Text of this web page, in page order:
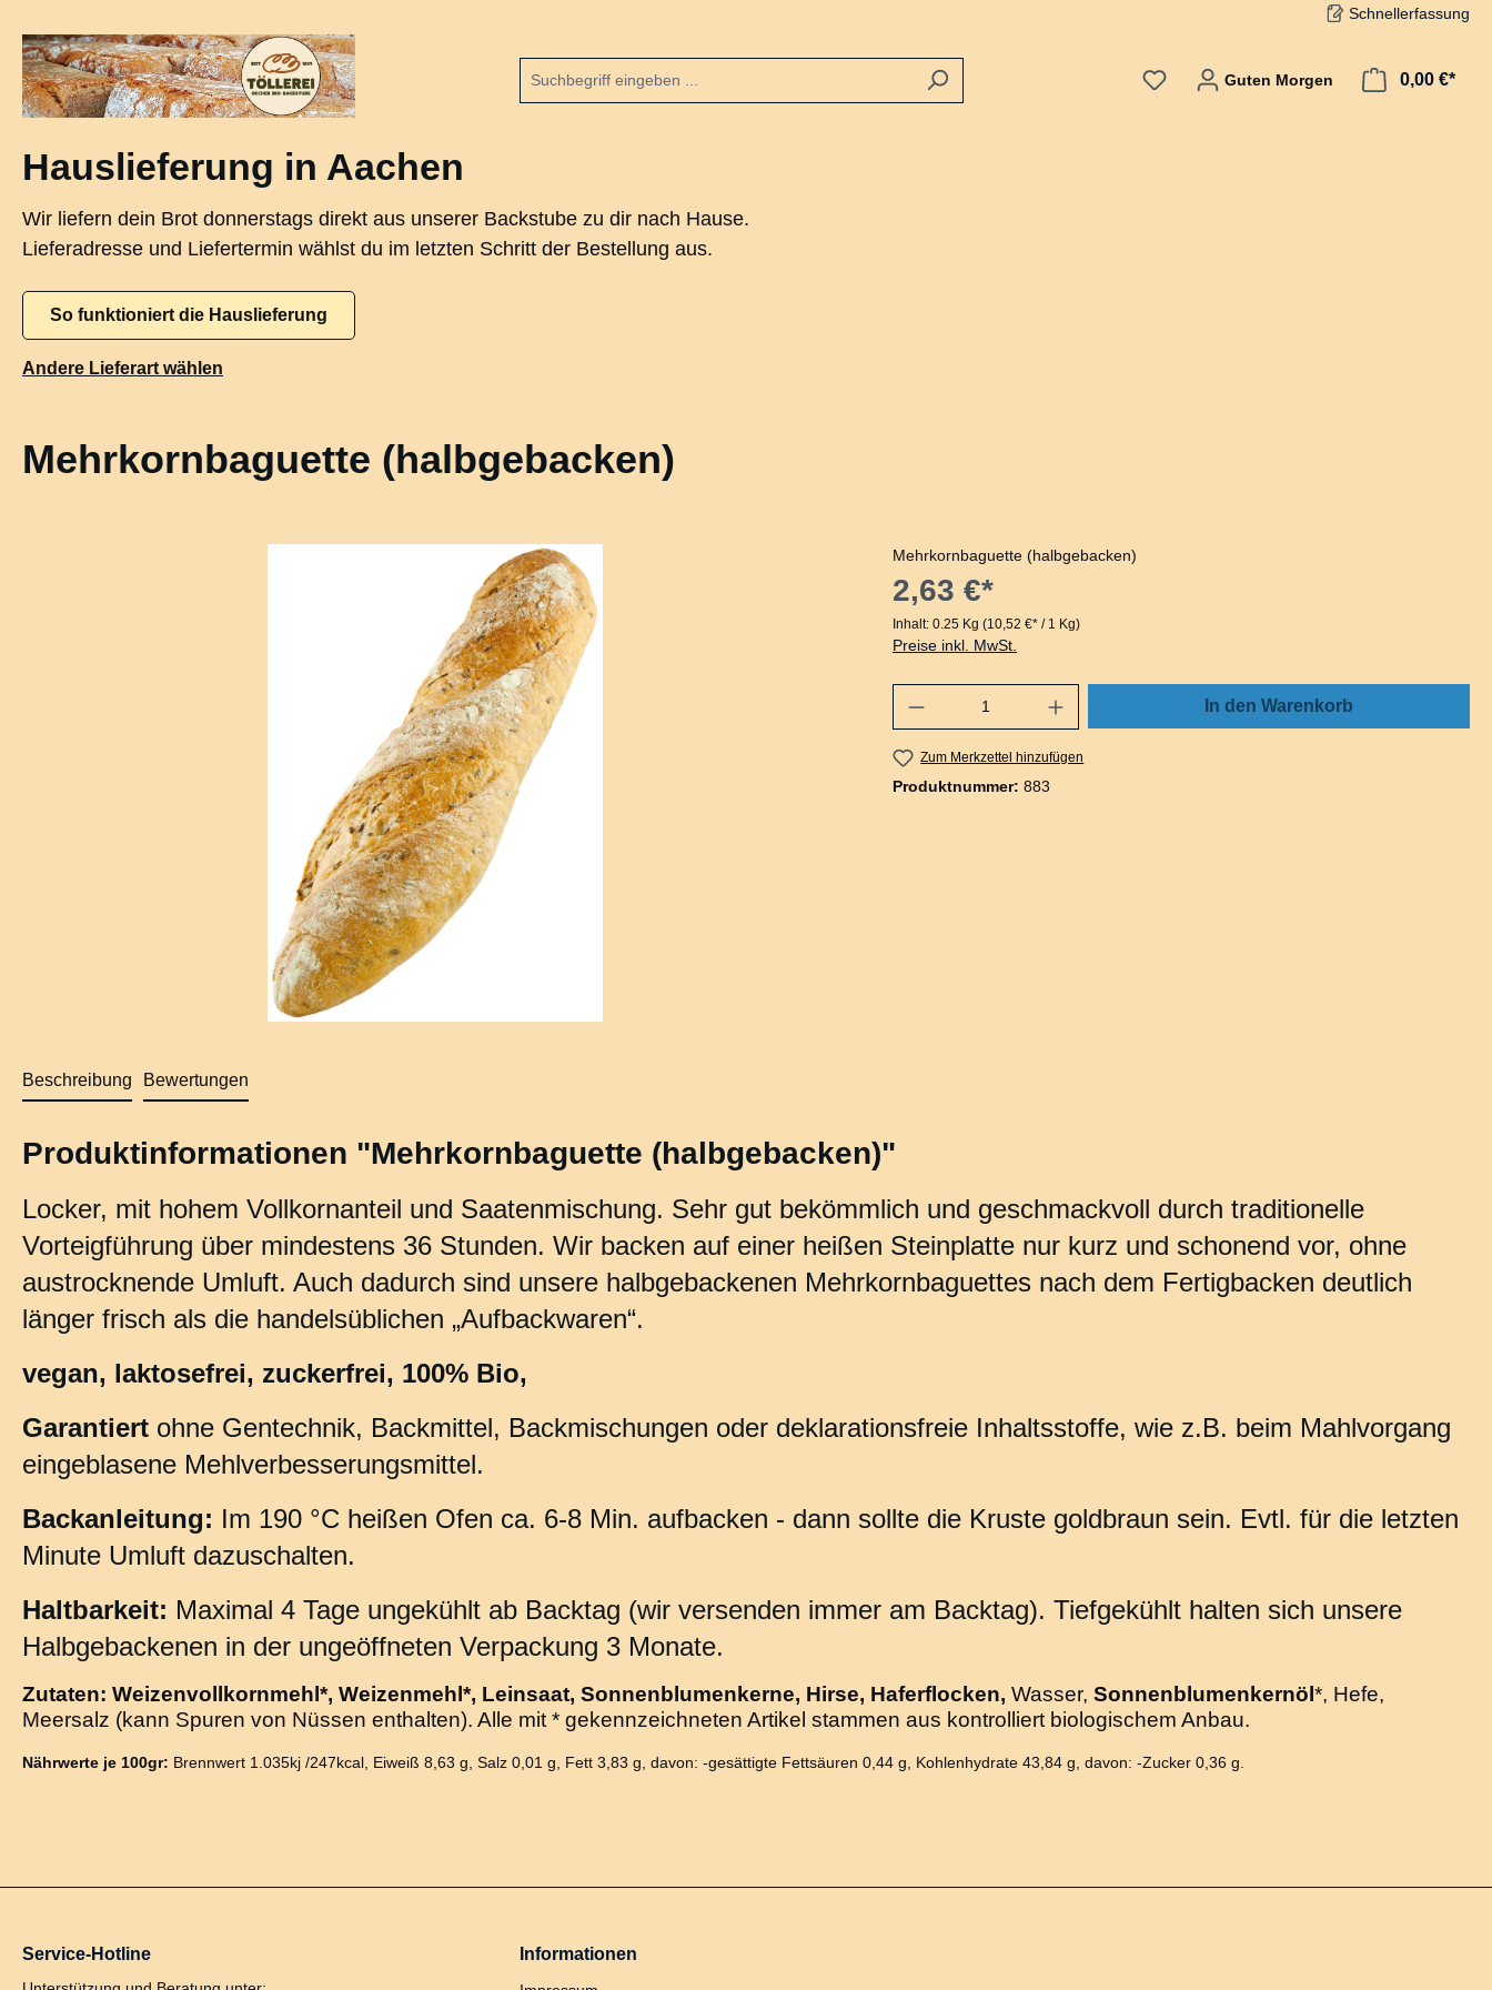
Schnellerfassung
Guten Morgen 0,00 €*
Hauslieferung in Aachen
Wir liefern dein Brot donnerstags direkt aus unserer Backstube zu dir nach Hause.
Lieferadresse und Liefertermin wählst du im letzten Schritt der Bestellung aus.
So funktioniert die Hauslieferung
Andere Lieferart wählen
Mehrkornbaguette (halbgebacken)
Mehrkornbaguette (halbgebacken)
2,63 €*
Inhalt: 0.25 Kg (10,52 €* / 1 Kg)
Preise inkl. MwSt.
In den Warenkorb
Zum Merkzettel hinzufügen
Produktnummer: 883
Beschreibung Bewertungen
Produktinformationen "Mehrkornbaguette (halbgebacken)"
Locker, mit hohem Vollkornanteil und Saatenmischung. Sehr gut bekömmlich und geschmackvoll durch traditionelle
Vorteigführung über mindestens 36 Stunden. Wir backen auf einer heißen Steinplatte nur kurz und schonend vor, ohne
austrocknende Umluft. Auch dadurch sind unsere halbgebackenen Mehrkornbaguettes nach dem Fertigbacken deutlich
länger frisch als die handelsüblichen „Aufbackwaren“.
vegan, laktosefrei, zuckerfrei, 100% Bio,
Garantiert ohne Gentechnik, Backmittel, Backmischungen oder deklarationsfreie Inhaltsstoffe, wie z.B. beim Mahlvorgang
eingeblasene Mehlverbesserungsmittel.
Backanleitung: Im 190 °C heißen Ofen ca. 6-8 Min. aufbacken - dann sollte die Kruste goldbraun sein. Evtl. für die letzten
Minute Umluft dazuschalten.
Haltbarkeit: Maximal 4 Tage ungekühlt ab Backtag (wir versenden immer am Backtag). Tiefgekühlt halten sich unsere
Halbgebackenen in der ungeöffneten Verpackung 3 Monate.
Zutaten: Weizenvollkornmehl*, Weizenmehl*, Leinsaat, Sonnenblumenkerne, Hirse, Haferflocken, Wasser, Sonnenblumenkernöl *, Hefe,
Meersalz (kann Spuren von Nüssen enthalten). Alle mit * gekennzeichneten Artikel stammen aus kontrolliert biologischem Anbau.
Nährwerte je 100gr: Brennwert 1.035kj /247kcal, Eiweiß 8,63 g, Salz 0,01 g, Fett 3,83 g, davon: -gesättigte Fettsäuren 0,44 g, Kohlenhydrate 43,84 g, davon: -Zucker 0,36 g.
Service-Hotline Informationen